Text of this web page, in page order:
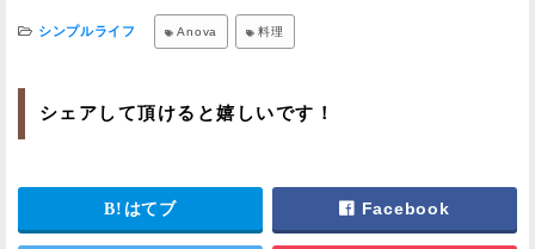
シンプルライフ Anova 料理
シェアして頂けると嬉しいです！
はてブ Facebook